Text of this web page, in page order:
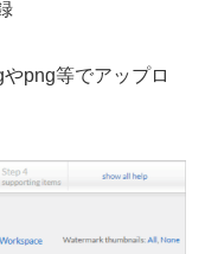
png等でアップロ